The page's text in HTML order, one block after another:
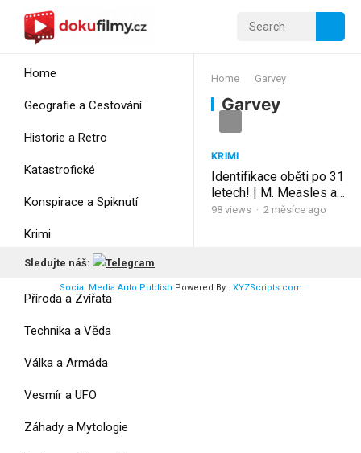
Home
Geografie a Cestování
Historie a Retro
Katastrofické
Konspirace a Spiknutí
Krimi
Myšlení
Příroda a Zvířata
Technika a Věda
Válka a Armáda
Vesmír a UFO
Záhady a Mytologie
Home Garvey
Garvey
KRIMI
Identifikace oběti po 31
letech! | M. Measles a
M. Garvey
98 views · 2 měsíce ago
Sledujte náš:
Social Media Auto Publish Powered By : XYZScripts.com